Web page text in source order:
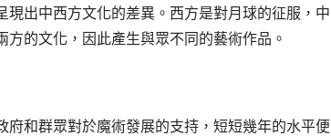
出中西方文化的差異。西方是對月球的征服，中
的文化，因此產生與眾不同的藝術作品。
和群眾對於魔術發展的支持，短短幾年的水平便